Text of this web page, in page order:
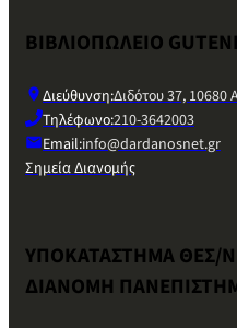
ΒΙΒΛΙΟΠΩΛΕΙΟ
Διεύθυνση:Διδότου 37, 10680
Τηλέφωνο:210-3642003
Email:info@dardanosnet.gr
Σημεία Διανομής
ΥΠΟΚΑΤΑΣΤΗΜΑ ΘΕΣ/
ΔΙΑΝΟΜΗ